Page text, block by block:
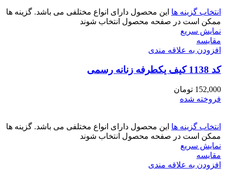
انتخاب گزینه ها این محصول دارای انواع مختلفی می باشد. گزینه ها
ممکن است در صفحه محصول انتخاب شوند
نمایش سریع
مقايسه
افزودن به علاقه مندی
کد 1138 کیف یکطرفه زنانه رسمی
152,000 تومان
فروخته شده
انتخاب گزینه ها این محصول دارای انواع مختلفی می باشد. گزینه ها
ممکن است در صفحه محصول انتخاب شوند
نمایش سریع
مقايسه
افزودن به علاقه مندی